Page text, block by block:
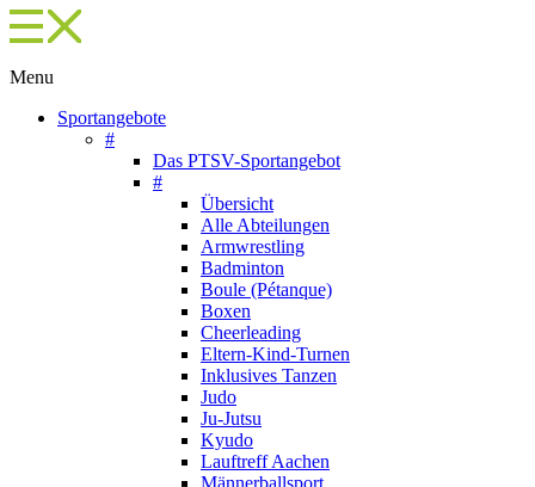
Menu
Sportangebote
#
Das PTSV-Sportangebot
#
Übersicht
Alle Abteilungen
Armwrestling
Badminton
Boule (Pétanque)
Boxen
Cheerleading
Eltern-Kind-Turnen
Inklusives Tanzen
Judo
Ju-Jutsu
Kyudo
Lauftreff Aachen
Männerballsport